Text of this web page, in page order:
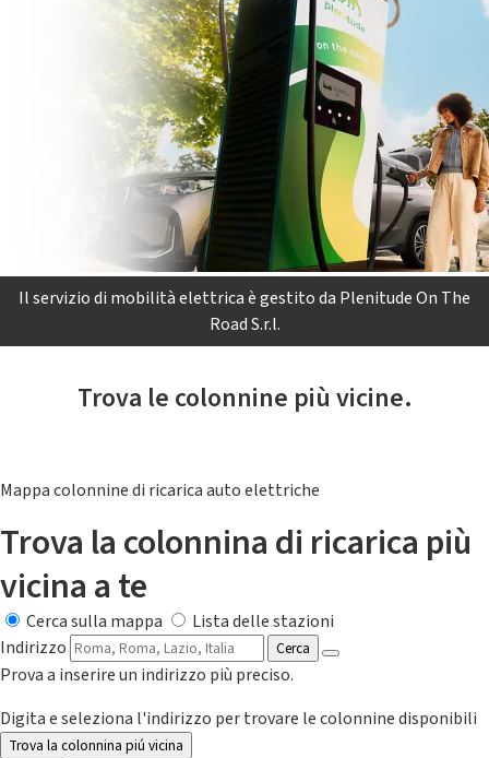
Il servizio di mobilità elettrica è gestito da Plenitude On The
Road S.r.l.
Trova le colonnine più vicine.
Mappa colonnine di ricarica auto elettriche
Trova la colonnina di ricarica più
vicina a te
Cerca sulla mappa
Lista delle stazioni
Indirizzo
Cerca
Prova a inserire un indirizzo più preciso.
Digita e seleziona l'indirizzo per trovare le colonnine disponibili
Trova la colonnina piú vicina